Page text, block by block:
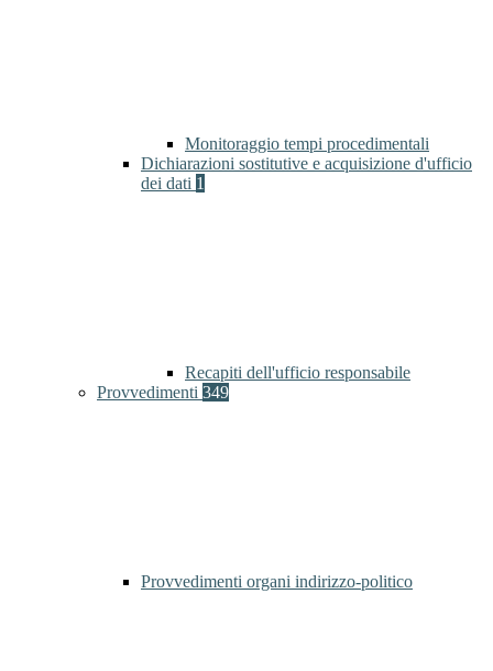
Monitoraggio tempi procedimentali
Dichiarazioni sostitutive e acquisizione d'ufficio
dei dati 1
Recapiti dell'ufficio responsabile
Provvedimenti 349
Provvedimenti organi indirizzo-politico